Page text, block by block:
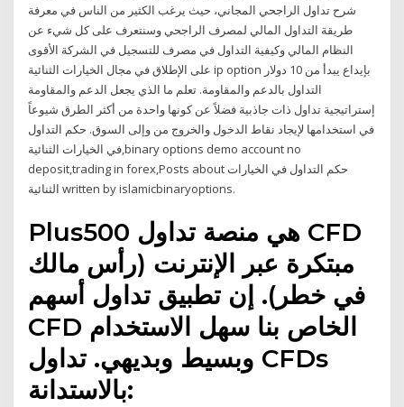
شرح تداول الراجحي المجاني، حيث يرغب الكثير من الناس في معرفة
طريقة التداول المالي لمصرف الراجحي وسنتعرف على كل شيء عن
النظام المالي وكيفية التداول في مصرف للتسجيل في الشركة الأقوى
على الإطلاق في مجال الخيارات الثنائية ip option بإيداع يبدأ من 10 دولار
التداول بالدعم والمقاومة. تعلم ما الذي يجعل الدعم والمقاومة
إستراتيجية تداول ذات جاذبية فضلاً عن كونها واحدة من أكثر الطرق شيوعاً
في استخدامها لإيجاد نقاط الدخول والخروج من وإلى السوق. حكم التداول
في الخيارات الثنائية,binary options demo account no
deposit,trading in forex,Posts about حكم التداول في الخيارات
الثنائية written by islamicbinaryoptions.
Plus500 هي منصة تداول CFD
مبتكرة عبر الإنترنت (رأس مالك
في خطر). إن تطبيق تداول أسهم
CFD الخاص بنا سهل الاستخدام
وبسيط وبديهي. تداول CFDs
بالاستدانة: